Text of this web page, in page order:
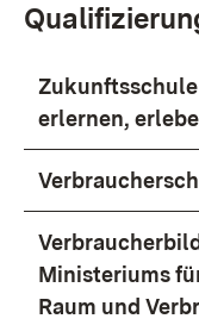
Zukunftsschule
erlernen,
Ministeriums
Raum und